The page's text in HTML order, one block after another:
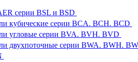
серии BSL и BSD
кубические серии BCA. BCH. BCD
угловые серии BVA. BVH. BVD
двухпоточные серии BWA. BWH.